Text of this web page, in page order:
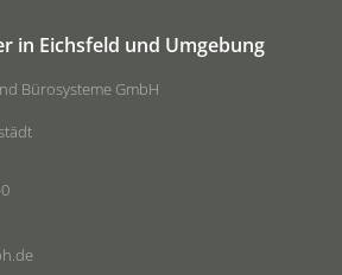
in Eichsfeld und Umgebung
Bürosysteme GmbH